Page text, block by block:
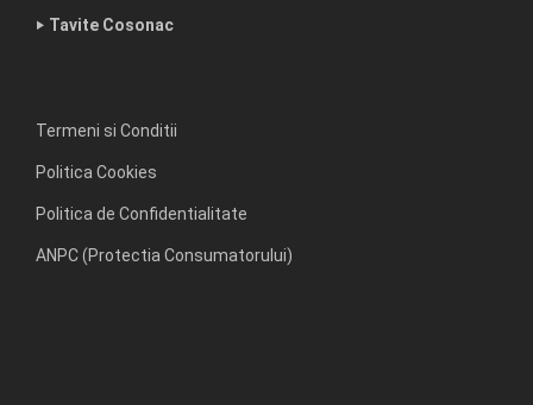
‣ Tavite Cosonac
Termeni si Conditii
Politica Cookies
Politica de Confidentialitate
ANPC (Protectia Consumatorului)